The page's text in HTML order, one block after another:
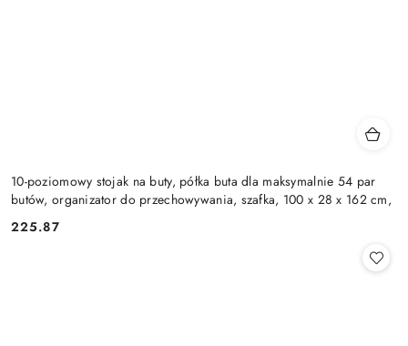
10-poziomowy stojak na buty, półka buta dla maksymalnie 54 par
butów, organizator do przechowywania, szafka, 100 x 28 x 162 cm,
Cena:
225.87